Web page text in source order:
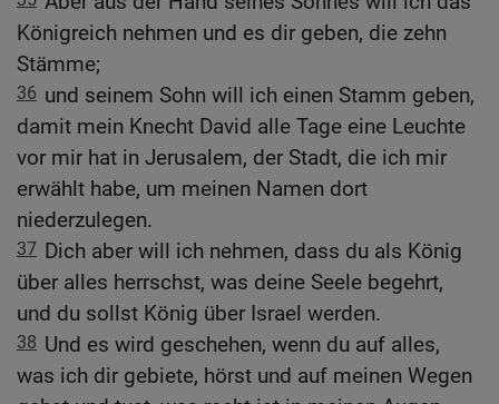
Königreich nehmen und es dir geben, die zehn
Stämme;
36 und seinem Sohn will ich einen Stamm geben,
damit mein Knecht David alle Tage eine Leuchte
vor mir hat in Jerusalem, der Stadt, die ich mir
erwählt habe, um meinen Namen dort
niederzulegen.
37 Dich aber will ich nehmen, dass du als König
über alles herrschst, was deine Seele begehrt,
und du sollst König über Israel werden.
38 Und es wird geschehen, wenn du auf alles,
was ich dir gebiete, hörst und auf meinen Wegen